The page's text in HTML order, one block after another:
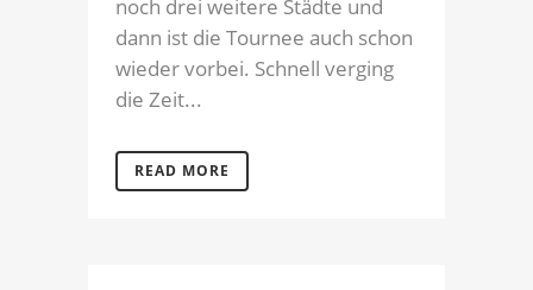
noch drei weitere Städte und
dann ist die Tournee auch schon
wieder vorbei. Schnell verging
die Zeit...
READ MORE